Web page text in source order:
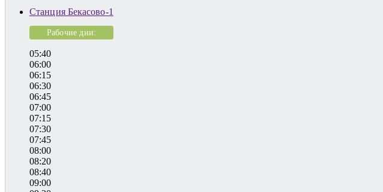
Станция Бекасово-1
Рабочие дни:
05:40
06:00
06:15
06:30
06:45
07:00
07:15
07:30
07:45
08:00
08:20
08:40
09:00